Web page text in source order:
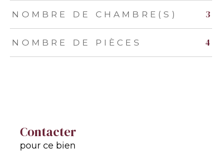
NOMBRE DE CHAMBRE(S) 3
NOMBRE DE PIÈCES 4
Contacter
pour ce bien